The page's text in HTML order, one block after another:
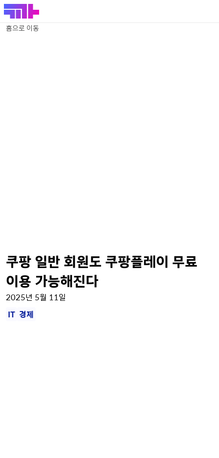
홈으로 이동
쿠팡 일반 회원도 쿠팡플레이 무료
이용 가능해진다
2025년 5월 11일
IT 경제